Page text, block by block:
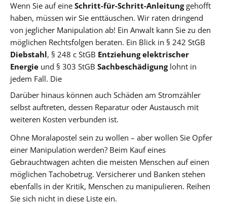
Wenn Sie auf eine Schritt-für-Schritt-Anleitunggehofft
haben, müssen wir Sie enttäuschen. Wir raten dringend
von jeglicher Manipulation ab! Ein Anwalt kann Sie zu den
möglichen Rechtsfolgen beraten. Ein Blick in § 242 StGB
Diebstahl, § 248 c StGB Entziehung elektrischer
Energie und § 303 StGB Sachbeschädigunglohnt in
jedem Fall. Die
Darüber hinaus können auch Schäden am Stromzähler
selbst auftreten, dessen Reparatur oder Austausch mit
weiteren Kosten verbunden ist.
Ohne Moralapostel sein zu wollen – aber wollen Sie Opfer
einer Manipulation werden? Beim Kauf eines
Gebrauchtwagen achten die meisten Menschen auf einen
möglichen Tachobetrug. Versicherer und Banken stehen
ebenfalls in der Kritik, Menschen zu manipulieren. Reihen
Sie sich nicht in diese Liste ein.